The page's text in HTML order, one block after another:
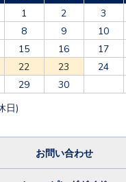
1
2 3
8 9 10
15 16 17
22 23 24
29 30
日)
お問い合わせ